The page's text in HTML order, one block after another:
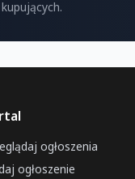
ogłoszenia
ogłoszenie